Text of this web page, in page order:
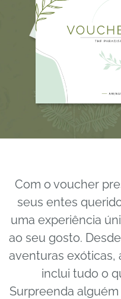
Com o voucher
seus entes
uma experiência
ao seu gosto.
aventuras exóticas,
inclui tudo o
Surpreenda